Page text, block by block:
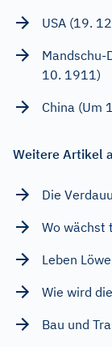
USA (19.
Mandschu-
10. 1911)
China (Um
Weitere Artikel
Die
Wo wächst
Leben
Wie wird
Bau und